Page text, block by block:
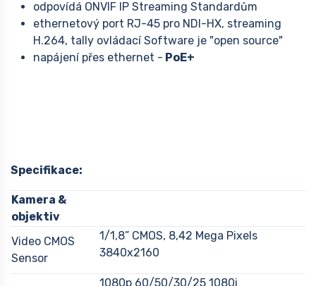
odpovídá ONVIF IP Streaming Standardům
ethernetový port RJ-45 pro NDI-HX, streaming
H.264, tally ovládací Software je "open source"
napájení přes ethernet - PoE+
Specifikace:
Kamera &
objektiv
Video CMOS
Sensor
1/1,8” CMOS, 8,42 Mega Pixels
3840x2160
1080p 60/50/30/25 1080i